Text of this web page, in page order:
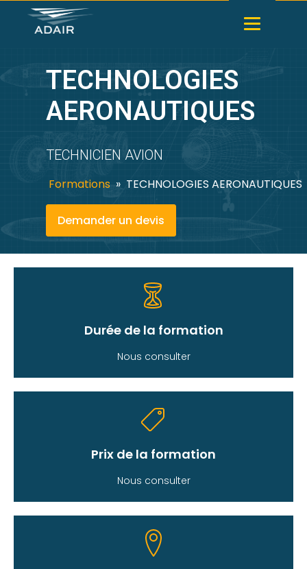
TECHNOLOGIES
AERONAUTIQUES
TECHNICIEN AVION
Formations » TECHNOLOGIES AERONAUTIQUES
Demander un devis
Durée de la formation
Nous consulter
Prix de la formation
Nous consulter